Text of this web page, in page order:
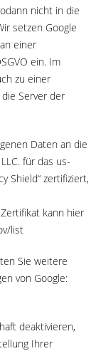
nicht in die
setzen Google
einer
ein. Im
zu einer
Server der
Daten an die
für das us-
Shield“ zertifiziert,
kann hier
list
Sie weitere
von Google:
deaktivieren,
Ihrer